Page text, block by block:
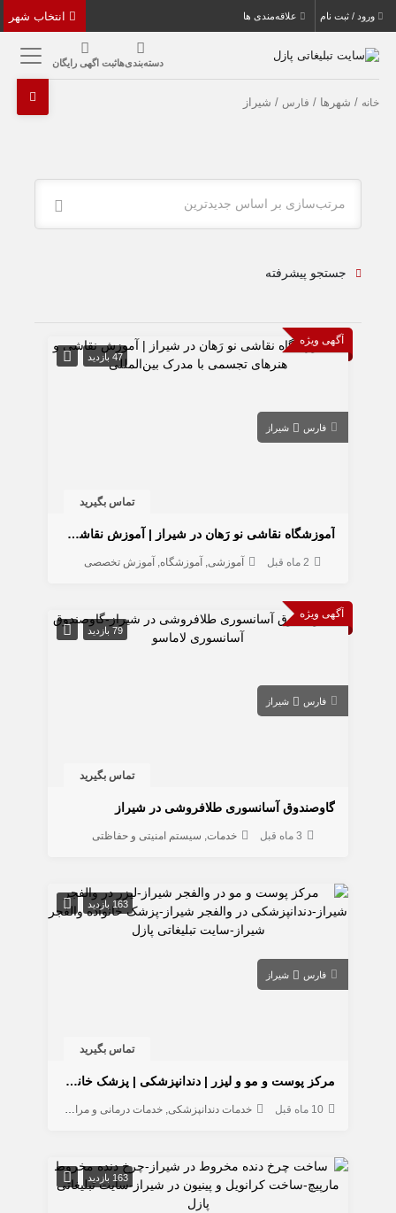
ورود / ثبت نام علاقه‌مندی ها
دسته‌بندی‌هاثبت اگهی رایگان
خانه / شهرها / فارس / شیراز
مرتب‌سازی بر اساس جدیدترین
جستجو پیشرفته
آگهی ویژه
47 بازدید
فارس شیراز
تماس بگیرید
آموزشگاه نقاشی نو رَهان در شیراز | آموزش نقاشی و هنرهای تجسمی با مدرک بین‌المللی
2 ماه قبل آموزشی آموزشگاه آموزش تخصصی
آگهی ویژه
79 بازدید
فارس شیراز
تماس بگیرید
گاوصندوق آسانسوری طلافروشی در شیراز
3 ماه قبل خدمات سیستم امنیتی و حفاظتی
163 بازدید
فارس شیراز
تماس بگیرید
مرکز پوست و مو و لیزر | دندانپزشکی | پزشک خانواده در والفجر شیراز
10 ماه قبل خدمات دندانپزشکی خدمات درمانی و مراقبتی
163 بازدید